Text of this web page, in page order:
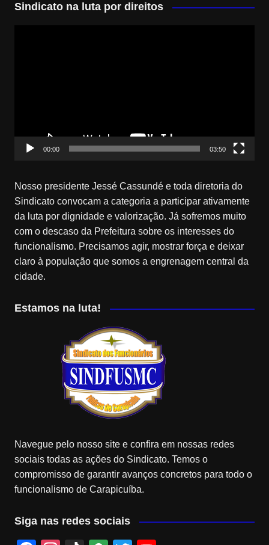
Sindicato na luta por direitos
00:00 03:50
Nosso presidente Jessé Cassundé e toda diretoria do
Sindicato convocam a categoria a participar ativamente
da luta por dignidade e valorização. Já sofremos muito
com o descaso da Prefeitura sobre os interesses do
funcionalismo. Precisamos agir, mostrar força e deixar
claro à população que somos a engrenagem central da
cidade.
Estamos na luta!
Navegue pelo nosso site e confira em nossas redes
sociais todas as ações do Sindicato. Temos o
compromisso de garantir avanços concretos para todo o
funcionalismo de Carapicuíba.
Siga nas redes sociais